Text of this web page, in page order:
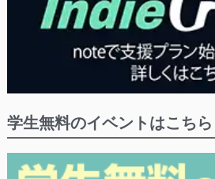
学生無料のイベントはこちら